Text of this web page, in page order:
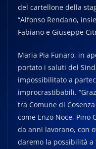
del cartellone della
“Alfonso Rendano,
Fabiano e Giuseppe
Maria Pia Funaro, in
portato i saluti del
impossibilitato a
improcrastibabili.
tra Comune di
come Enzo Noce, Pino
da anni lavorano, con
daremo la possibilità